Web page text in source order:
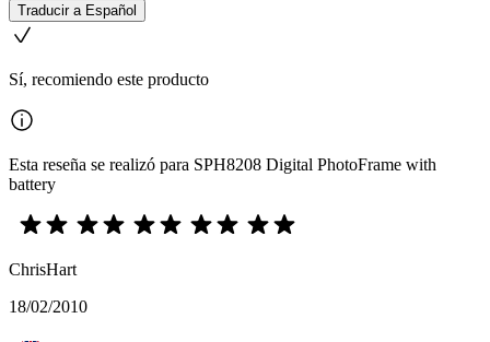
Traducir a Español
Sí, recomiendo este producto
Esta reseña se realizó para SPH8208 Digital PhotoFrame with
battery
ChrisHart
18/02/2010